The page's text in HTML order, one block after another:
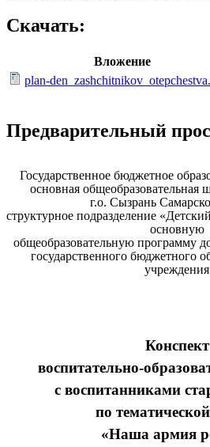
Скачать:
Вложение
plan-
Предварительный
Государственное бюджетное
основная
г.о. Сызрань
структурное подразделение
основную
общеобразовательную программу
государственного бюджетного
учреждения
Конспект
воспитательно-
с воспитанниками
по
«Наша армия